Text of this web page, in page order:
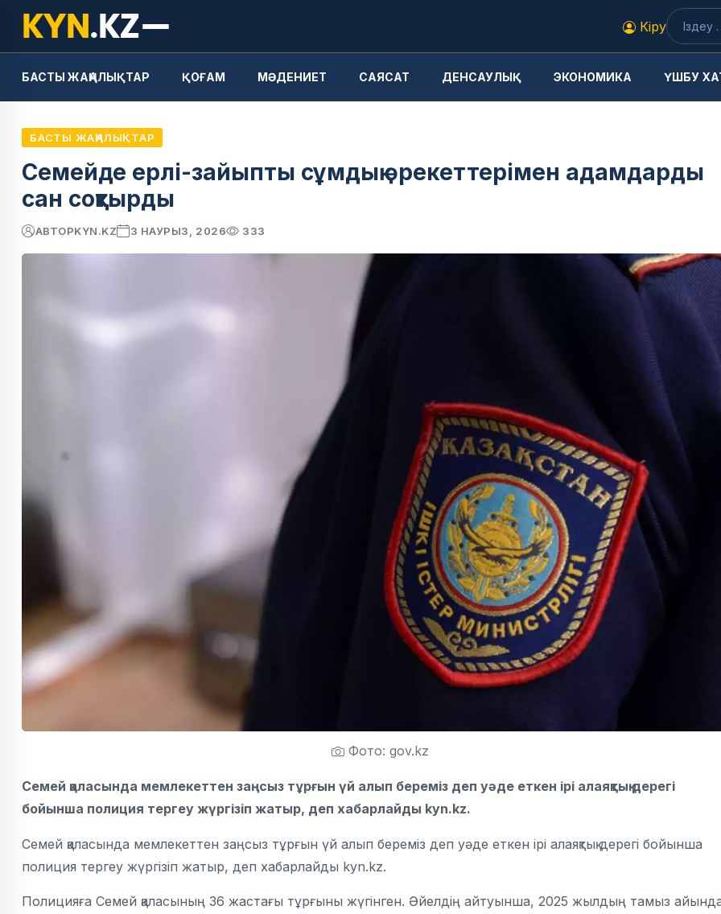
Кіру
БАСТЫ ЖАҢАЛЫҚТАР ҚОҒАМ МӘДЕНИЕТ САЯСАТ ДЕНСАУЛЫҚ ЭКОНОМИКА ҮШБУ
БАСТЫ ЖАҢАЛЫҚТАР
Семейде ерлі-зайыпты сұмдық әрекеттерімен адамдарды
сан соқтырды
АВТОРKYN.KZ 3 НАУРЫЗ, 2026 333
Фото: gov.kz
Семей қаласында мемлекеттен заңсыз тұрғын үй алып береміз деп уәде еткен ірі алаяқтық дерегі
бойынша полиция тергеу жүргізіп жатыр, деп хабарлайды kyn.kz.
Семей қаласында мемлекеттен заңсыз тұрғын үй алып береміз деп уәде еткен ірі алаяқтық дерегі бойынша
полиция тергеу жүргізіп жатыр, деп хабарлайды kyn.kz.
Полицияға Семей қаласының 36 жастағы тұрғыны жүгінген. Әйелдің айтуынша, 2025 жылдың тамыз